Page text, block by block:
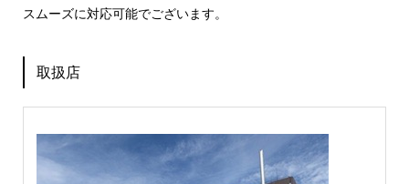
スムーズに対応可能でございます。
取扱店